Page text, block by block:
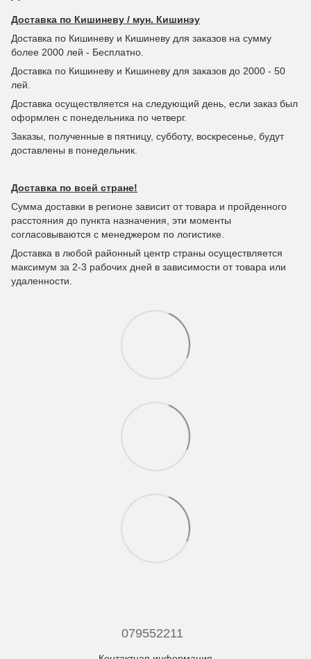
Доставка по Кишиневу / мун. Кишинэу
Доставка по Кишиневу и Кишиневу для заказов на сумму
более 2000 лей - Бесплатно.
Доставка по Кишиневу и Кишиневу для заказов до 2000 - 50
лей.
Доставка осуществляется на следующий день, если заказ был
оформлен с понедельника по четверг.
Заказы, полученные в пятницу, субботу, воскресенье, будут
доставлены в понедельник.
Доставка по всей стране!
Сумма доставки в регионе зависит от товара и пройденного
расстояния до пункта назначения, эти моменты
согласовываются с менеджером по логистике.
Доставка в любой районный центр страны осуществляется
максимум за 2-3 рабочих дней в зависимости от товара или
удаленности.
079552211